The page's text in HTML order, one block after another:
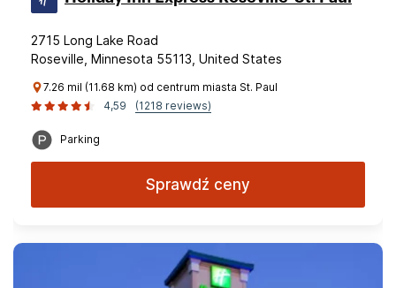
2715 Long Lake Road
Roseville, Minnesota 55113, United States
7.26 mil (11.68 km) od centrum miasta St. Paul
4,59
(1218 reviews)
Parking
Sprawdź ceny